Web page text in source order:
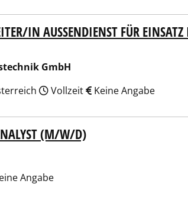
IN AUSSENDIENST FÜR EINSATZ
GmbH
Vollzeit Keine Angabe
(M/W/D)
Angabe